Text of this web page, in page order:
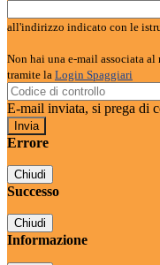
all'indirizzo indicato con le
Non hai una e-mail associata
tramite la Login Spaggiari
E-mail inviata, si prega di
Errore
Chiudi
Successo
Chiudi
Informazione